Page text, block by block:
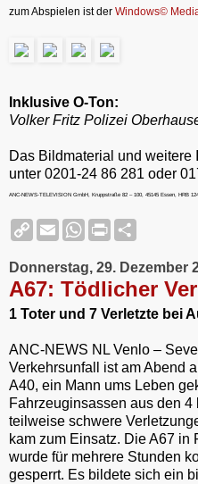
zum Abspielen ist der Windows©
Inklusive O-Ton:
Volker Fritz Polizei
Das Bildmaterial und weitere
unter 0201-24 86 281 oder
ANC-NEWS-TELEVISION GmbH, Kruppstraße 82 – 100, 45145 Essen, HRB
C
o
y
L
i
n
E
m
i
l
W
h
t
s
A
p
r
n
t
F
r
e
n
d
l
y
r
e
Donnerstag, 29. Dezember
A67: Tödlicher
1 Toter und 7 Verletzte bei
ANC-NEWS NL Venlo –
Verkehrsunfall ist am Abend
A40, ein Mann ums Leben
Fahrzeuginsassen aus den
teilweise schwere
kam zum Einsatz. Die A67 in
wurde für mehrere Stunden
gesperrt. Es bildete sich ein